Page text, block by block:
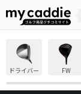
ドライバー FW